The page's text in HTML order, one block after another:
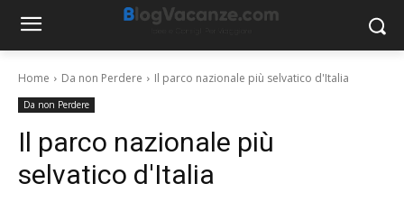
Home Da non Perdere Il parco nazionale più selvatico d'Italia
Da non Perdere
Il parco nazionale più
selvatico d'Italia